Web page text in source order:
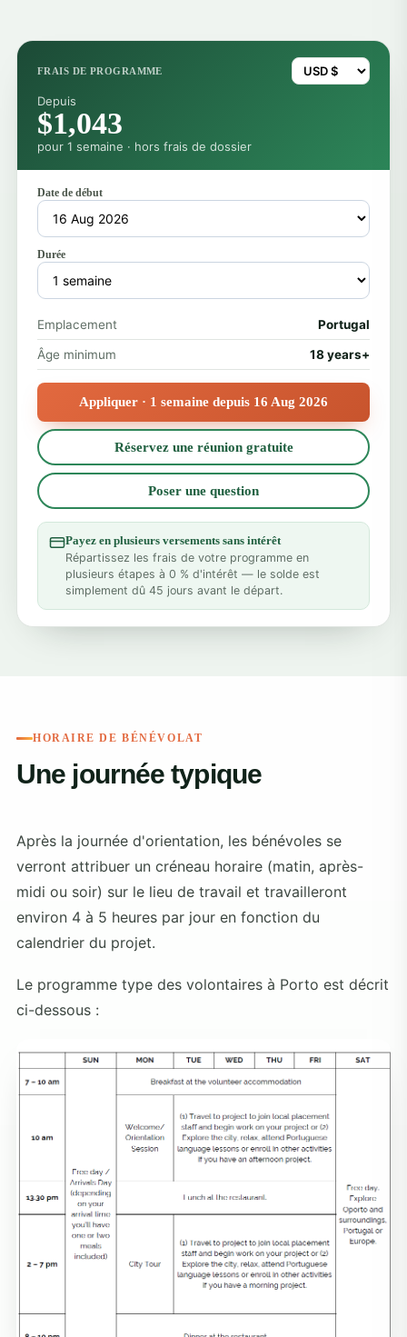
FRAIS DE PROGRAMME
Depuis
$1,043
pour 1 semaine · hors frais de dossier
Date de début
Durée
Emplacement Portugal
Âge minimum 18 years+
Appliquer · 1 semaine depuis 16 Aug 2026
Réservez une réunion gratuite
Poser une question
Payez en plusieurs versements sans intérêt
Répartissez les frais de votre programme en
plusieurs étapes à 0 % d'intérêt — le solde est
simplement dû 45 jours avant le départ.
HORAIRE DE BÉNÉVOLAT
Une journée typique
Après la journée d'orientation, les bénévoles se
verront attribuer un créneau horaire (matin, après-
midi ou soir) sur le lieu de travail et travailleront
environ 4 à 5 heures par jour en fonction du
calendrier du projet.
Le programme type des volontaires à Porto est décrit
ci-dessous :